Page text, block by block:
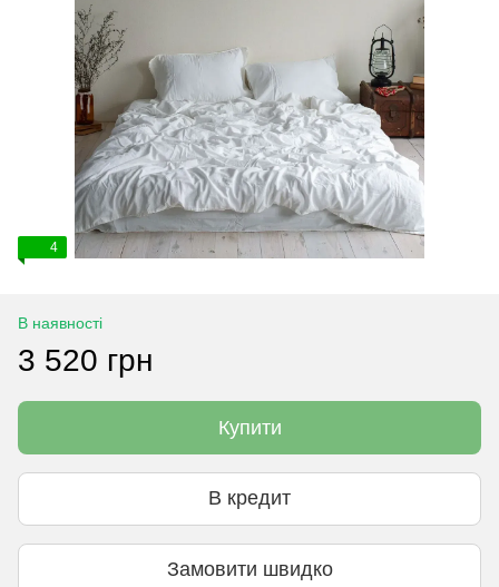
4
В наявності
3 520 грн
Купити
В кредит
Замовити швидко